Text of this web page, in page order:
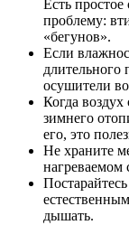
Есть
проблему:
«бегунов».
Если
длительного
осушители
Когда
зимнего
его, это
Не храните
нагреваемом
дышать.